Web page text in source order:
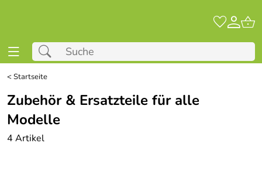
<Startseite
Zubehör & Ersatzteile für alle
Modelle
4 Artikel